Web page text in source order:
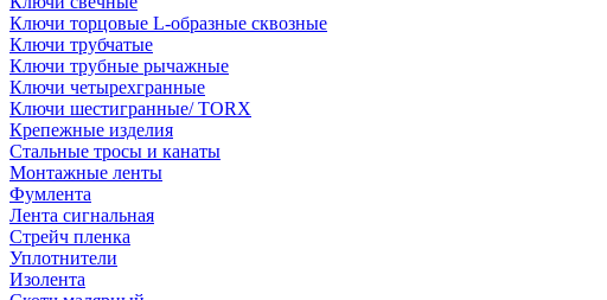
Ключи торцовые L-образные сквозные
Ключи трубчатые
Ключи трубные рычажные
Ключи четырехгранные
Ключи шестигранные/ TORX
Крепежные изделия
Стальные тросы и канаты
Монтажные ленты
Фумлента
Лента сигнальная
Стрейч пленка
Уплотнители
Изолента